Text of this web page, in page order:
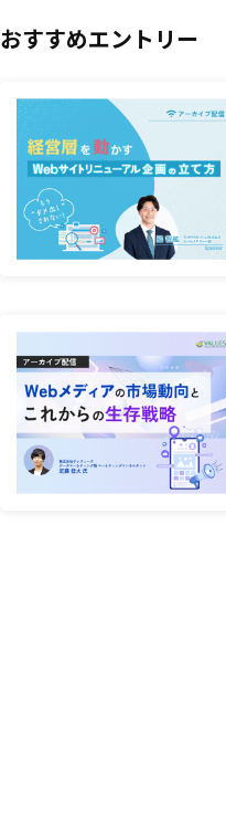
おすすめエントリー